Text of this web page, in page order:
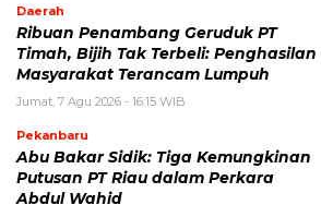
Daerah
Ribuan Penambang Geruduk PT
Timah, Bijih Tak Terbeli: Penghasilan
Masyarakat Terancam Lumpuh
Jumat, 7 Agu 2026 - 16:15 WIB
Pekanbaru
Abu Bakar Sidik: Tiga Kemungkinan
Putusan PT Riau dalam Perkara
Abdul Wahid